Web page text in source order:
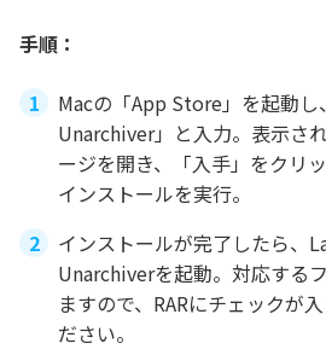
手順：
Macの「App Store」を起動
Unarchiver」と入力。表示さ
ージを開き、「入手」をクリ
インストールを実行。
インストールが完了したら、
Unarchiverを起動。対応する
ますので、RARにチェックが
ださい。